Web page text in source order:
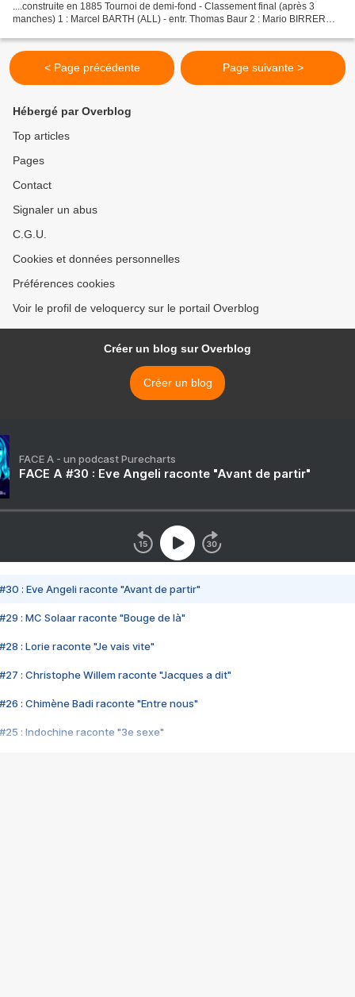
....construite en 1885 Tournoi de demi-fond - Classement final (après 3
manches) 1 : Marcel BARTH (ALL) - entr. Thomas Baur 2 : Mario BIRRER
< Page précédente Page suivante >
Hébergé par Overblog
Top articles
Pages
Contact
Signaler un abus
C.G.U.
Cookies et données personnelles
Préférences cookies
Voir le profil de veloquercy sur le portail Overblog
Créer un blog sur Overblog
Créer un blog
FACE A - un podcast Purecharts
FACE A #30 : Eve Angeli raconte "Avant de partir"
#30 : Eve Angeli raconte "Avant de partir"
#29 : MC Solaar raconte "Bouge de là"
#28 : Lorie raconte "Je vais vite"
#27 : Christophe Willem raconte "Jacques a dit"
#26 : Chimène Badi raconte "Entre nous"
#25 : Indochine raconte "3e sexe"